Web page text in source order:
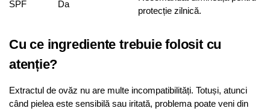
SPF
Da
protecție zilnică.
Cu ce ingrediente trebuie folosit cu
atenție?
Extractul de ovăz nu are multe incompatibilități. Totuși, atunci
când pielea este sensibilă sau iritată, problema poate veni din